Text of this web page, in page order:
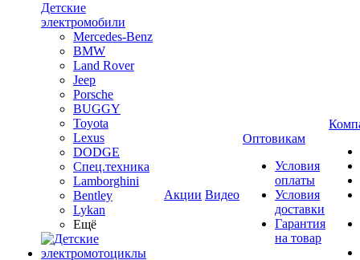
Детские
электромобили
Mercedes-Benz
BMW
Land Rover
Jeep
Porsche
BUGGY
Toyota
Lexus
DODGE
Спец.техника
Lamborghini
Bentley
Lykan
Ещё
Акции Видео
Оптовикам
Условия
оплаты
Условия
доставки
Гарантия
на товар